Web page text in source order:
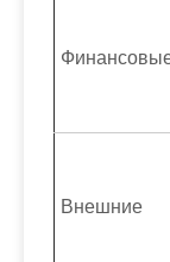
Внешние